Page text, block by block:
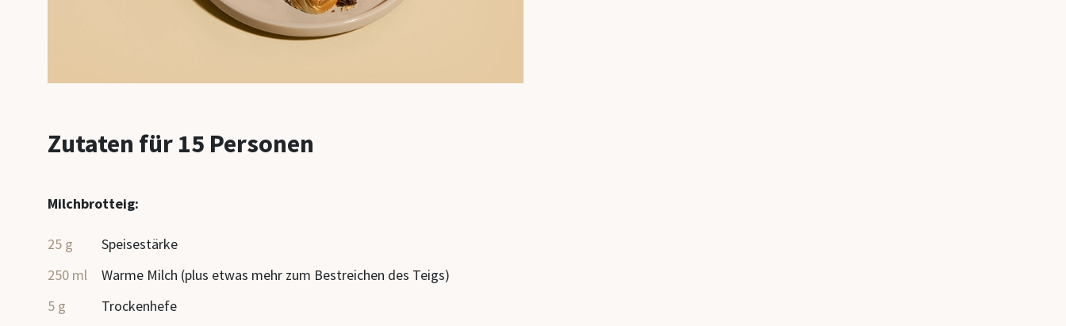
Zutaten für 15 Personen
Milchbrotteig:
25 g
Speisestärke
250 ml
Warme Milch (plus etwas mehr zum Bestreichen des Teigs)
5 g
Trockenhefe